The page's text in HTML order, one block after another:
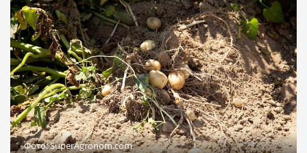
Фото: SuperAgronom.com